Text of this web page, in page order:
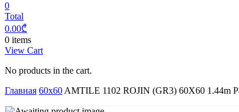
0
Total
0.00₾
0 items
View Cart
No products in the cart.
Главная 60x60 AMTILE 1102 ROJIN (GR3) 60X60 1.44m